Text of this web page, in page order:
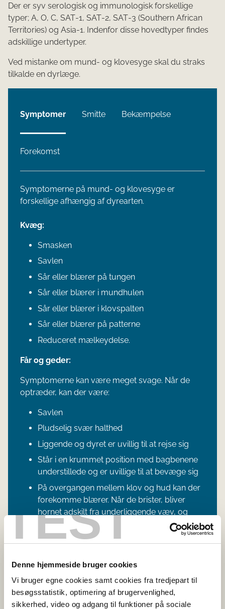
TEST
Denne hjemmeside bruger cookies
Vi bruger egne cookies samt cookies fra tredjepart til
besøgsstatistik, optimering af brugervenlighed,
sikkerhed, video og adgang til funktioner på sociale
Der er syv serologisk og immunologisk forskellige
typer; A, O, C, SAT‑1, SAT‑2, SAT‑3 (Southern African
Territories) og Asia‑1. Indenfor disse hovedtyper findes
adskillige undertyper.​​
Ved mistanke om mund- og klovesyge skal du straks
tilkalde en dyrlæge.
Symptomer Smitte Bekæmpelse
Forekomst
Symptomerne på mund- og klovesyge er
forskellige afhængig af dyrearten.
Kvæg:
Smasken
Savlen
Sår eller blærer på tungen
Sår ell​​er blærer i mundhulen
Sår eller blærer i klovspalten
Sår eller blærer på patterne
Reduceret mælkeydelse.
Får og geder:
Symptomerne kan være meget svage. Når de
optræder, kan der være:
Savlen
Pludselig svær halthed
Liggende og dyret er uvillig til at rejse sig
Står i en krummet position med bagbenene
understillede og er uvillige til at bevæge sig
På overgangen mellem klov og hud kan der
forekomme blærer. Når de brister, bliver
hornet adskilt fra underliggende væv, og
pelsen omkring hoven forekommer fugtig.
Sjældent blærer i munden. Hvis de er der, er
Pludselig lammelse